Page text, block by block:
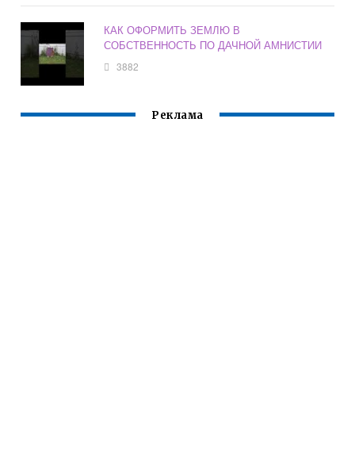
КАК ОФОРМИТЬ ЗЕМЛЮ В
СОБСТВЕННОСТЬ ПО ДАЧНОЙ АМНИСТИИ
3882
Реклама